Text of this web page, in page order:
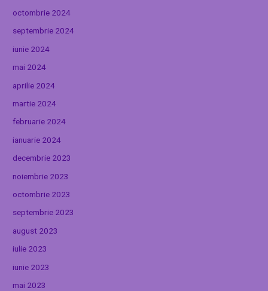
octombrie 2024
septembrie 2024
iunie 2024
mai 2024
aprilie 2024
martie 2024
februarie 2024
ianuarie 2024
decembrie 2023
noiembrie 2023
octombrie 2023
septembrie 2023
august 2023
iulie 2023
iunie 2023
mai 2023